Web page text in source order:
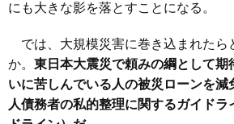
にも大きな影を落とすことになる。
では、大規模災害に巻き込まれたら
か。 東日本大震災で頼みの綱として期
いに苦しんでいる人の被災ローンを減
人債務者の私的整理に関するガイドラ